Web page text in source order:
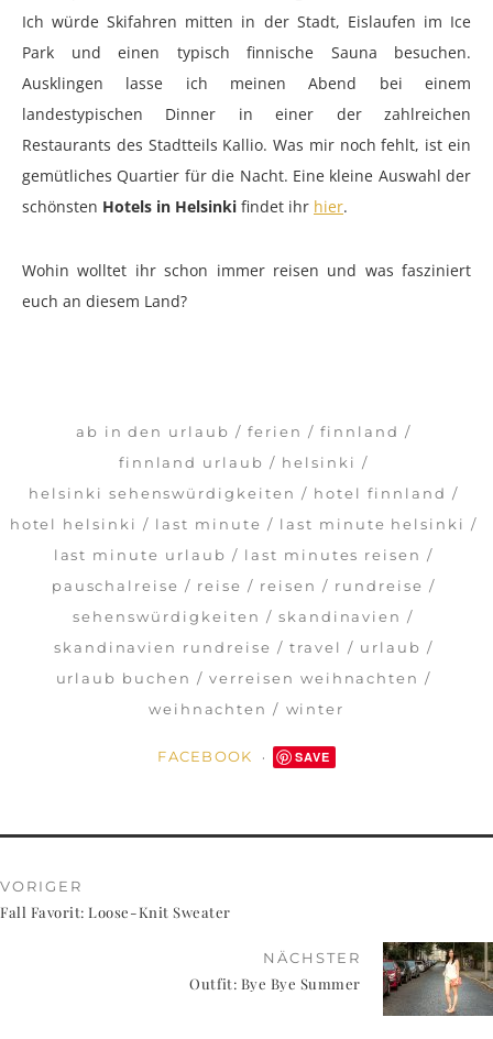
Ich würde Skifahren mitten in der Stadt, Eislaufen im Ice
Park und einen typisch finnische Sauna besuchen.
Ausklingen lasse ich meinen Abend bei einem
landestypischen Dinner in einer der zahlreichen
Restaurants des Stadtteils Kallio. Was mir noch fehlt, ist ein
gemütliches Quartier für die Nacht. Eine kleine Auswahl der
schönsten Hotels in Helsinki findet ihr hier.
Wohin wolltet ihr schon immer reisen und was fasziniert
euch an diesem Land?
ab in den urlaub ferien
finnland
finnland urlaub
helsinki
helsinki sehenswürdigkeiten
hotel finnland
hotel helsinki
last minute
last minute helsinki
last minute urlaub
last minutes reisen
pauschalreise
reise reisen
rundreise
sehenswürdigkeiten
skandinavien
skandinavien rundreise
travel
urlaub
urlaub buchen
verreisen weihnachten
weihnachten
winter
FACEBOOK SAVE
VORIGER
Fall Favorit: Loose-Knit Sweater
NÄCHSTER
Outfit: Bye Bye Summer